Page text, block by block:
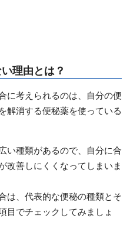
理由とは？
に考えられるのは、自分の便
解消する便秘薬を使っている
い種類があるので、自分に合
改善しにくくなってしまいま
は、代表的な便秘の種類とそ
目でチェックしてみましょ